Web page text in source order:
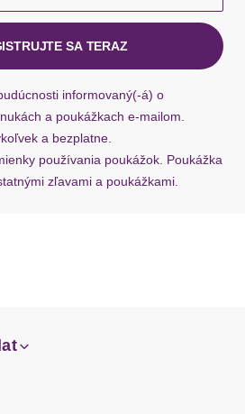
1-3 pracovných dní.
SA TERAZ
informovaný(-á) o
a poukážkach e-mailom.
a bezplatne.
používania poukážok. Poukážka
zľavami a poukážkami.